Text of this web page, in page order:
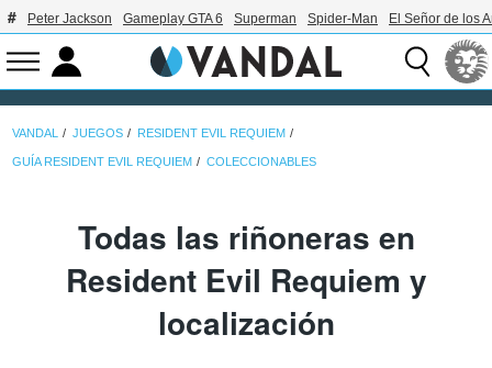
Peter Jackson Gameplay GTA 6 Superman Spider-Man El Señor de los
VANDAL JUEGOS RESIDENT EVIL REQUIEM
GUÍA RESIDENT EVIL REQUIEM COLECCIONABLES
Todas las riñoneras en
Resident Evil Requiem y
localización